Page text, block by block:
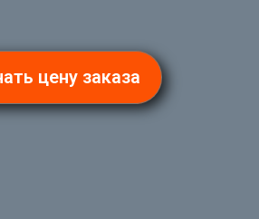
цену заказа